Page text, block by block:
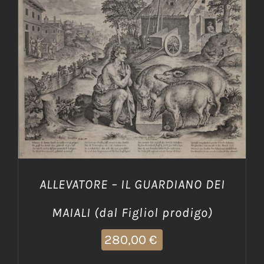
AGGIUNGI AL CARRELLO / DETTAGLI
ALLEVATORE – IL GUARDIANO DEI
MAIALI (dal Figliol prodigo)
280,00 €